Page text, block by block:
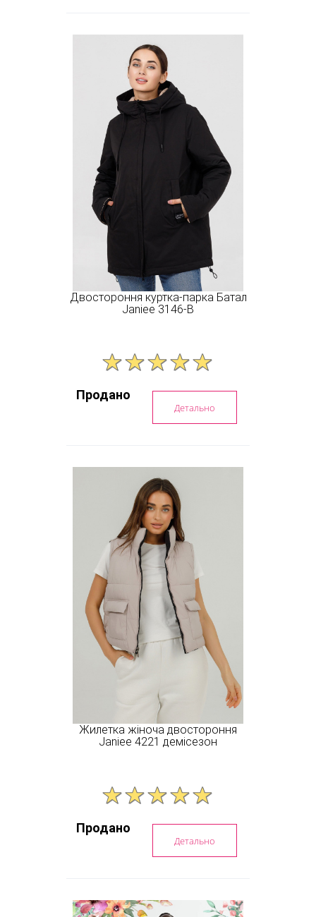
Двостороння куртка-парка Батал
Janiee 3146-B
Продано
Детально
Жилетка жіноча двостороння
Janiee 4221 демісезон
Продано
Детально